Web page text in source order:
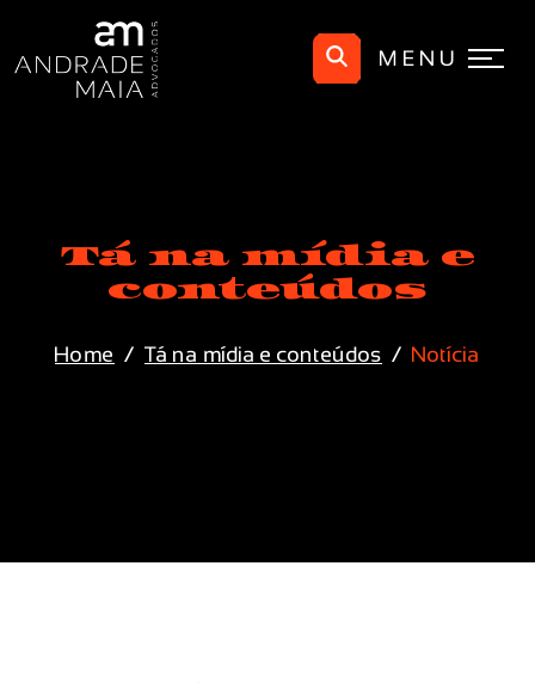
MENU
Tá na mídia e
conteúdos
Home Tá na mídia e conteúdos Notícia